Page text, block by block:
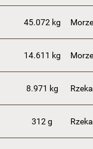
45.072 kg
14.611 kg
8.971 kg
312 g